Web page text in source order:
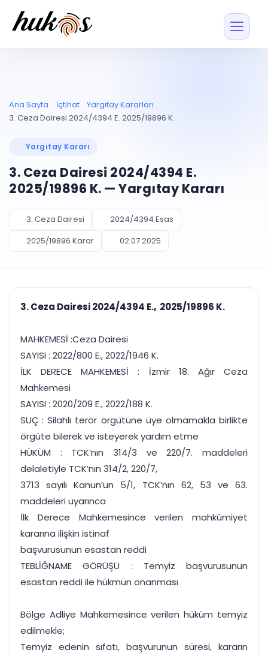
Entegrasyonu
UYAP ile otomatik
UYAP Evrak
Entegrasyonu
UETS Entegrasyonu
Tebligatları anında
Müvekkil ve taraf
Vekalet
PLANLAMA & TAKİP
Pano ve Takip
Duruşma ve görev
takvimi
Bildirim
takibi
Tek panelde uçtan uca yönetim
UYAP & UETS entegrasyonundan finansa, hepsi bir arada.
Tüm özellikleri inceleyin
Blog
Ücretsiz Başlayın Giriş Yap
Ana Sayfa İçtihat
Yargıtay Kararları
3. Ceza Dairesi 2024/4394 E. 2025/19896 K.
Yargıtay Kararı
3. Ceza Dairesi 2024/4394 E.
2025/19896 K. — Yargıtay Kararı
3. Ceza Dairesi
2024/4394 Esas
2025/19896 Karar
02.07.2025
3. Ceza Dairesi 2024/4394 E., 2025/19896 K.
MAHKEMESİ :Ceza Dairesi
SAYISI : 2022/800 E., 2022/1946 K.
İLK DERECE MAHKEMESİ : İzmir 18. Ağır Ceza
Mahkemesi
SAYISI : 2020/209 E., 2022/188 K.
SUÇ : Silahlı terör örgütüne üye olmamakla birlikte
örgüte bilerek ve isteyerek yardım etme
HÜKÜM : TCK’nın 314/3 ve 220/7. maddeleri
delaletiyle TCK’nın 314/2, 220/7,
3713 sayılı Kanun’un 5/1, TCK’nın 62, 53 ve 63.
maddeleri uyarınca
İlk Derece Mahkemesince verilen mahkûmiyet
kararına ilişkin istinaf
başvurusunun esastan reddi
TEBLİĞNAME GÖRÜŞÜ : Temyiz başvurusunun
esastan reddi ile hükmün onanması
Bölge Adliye Mahkemesince verilen hüküm temyiz
edilmekle;
Temyiz edenin sıfatı, başvurunun süresi, kararın